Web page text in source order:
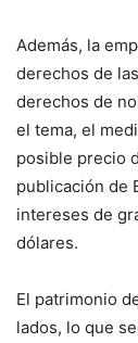
Además, la
derechos de
derechos de
el tema, el
posible precio
publicación de
intereses de
dólares.
El patrimonio
lados, lo que